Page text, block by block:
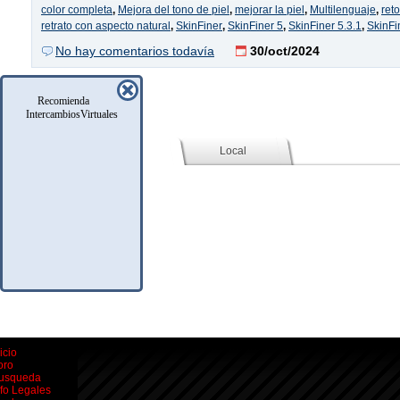
Recomienda
IntercambiosVirtuales
color completa, Mejora del tono de piel, mejorar la piel, Multilenguaje,
retrato con aspecto natural, SkinFiner, SkinFiner 5, SkinFiner 5.3.1,
No hay comentarios todavía 30/oct/2024
Local
Legales